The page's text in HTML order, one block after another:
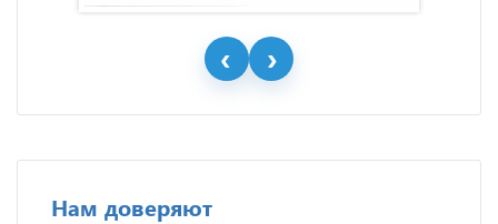
Нам доверяют